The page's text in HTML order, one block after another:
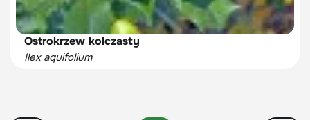
Ostrokrzew kolczasty
Ilex aquifolium